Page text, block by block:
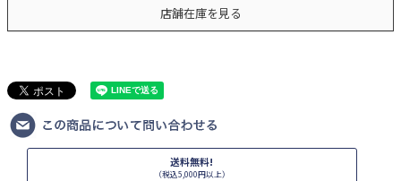
店舗在庫を見る
送料無料!
（税込5,000円以上）